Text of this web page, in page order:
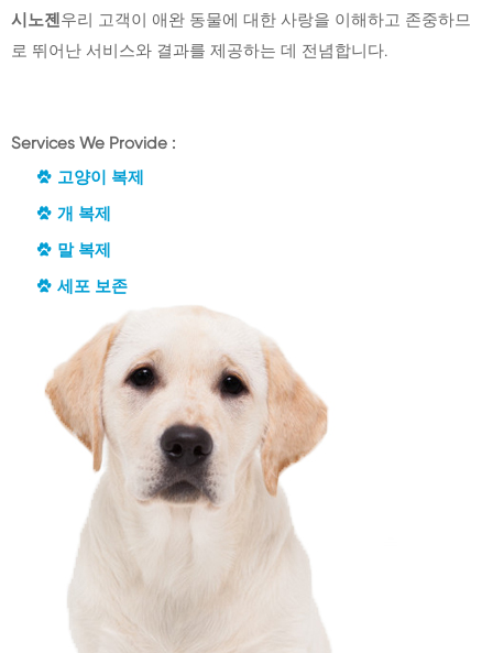
시노젠우리 고객이 애완 동물에 대한 사랑을 이해하고 존중하므
로 뛰어난 서비스와 결과를 제공하는 데 전념합니다.
Services We Provide :
고양이 복제
개 복제
말 복제
세포 보존